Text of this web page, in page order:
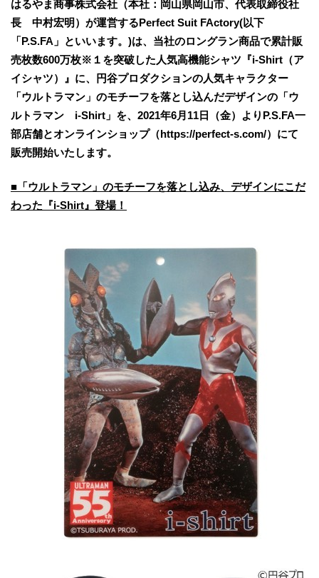
はるやま商事株式会社（本社：岡山県岡山市、代表取締役社
長 中村宏明）が運営するPerfect Suit FActory(以下
「P.S.FA」といいます。)は、当社のロングラン商品で累計販
売枚数600万枚※１を突破した人気高機能シャツ『i-Shirt（ア
イシャツ）』に、円谷プロダクションの人気キャラクター
「ウルトラマン」のモチーフを落とし込んだデザインの「ウ
ルトラマン i-Shirt」を、2021年6月11日（金）よりP.S.FA一
部店舗とオンラインショップ（https://perfect-s.com/）にて
販売開始いたします。
■「ウルトラマン」のモチーフを落とし込み、デザインにこだ
わった『i-Shirt』登場！